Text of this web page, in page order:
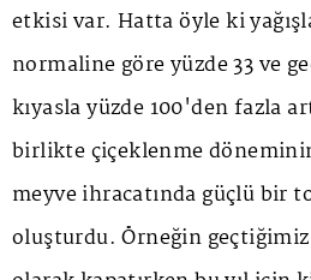
etkisi var. Hatta öyle ki
normaline göre yüzde 33 ve
kıyasla yüzde 100'den fazla
birlikte çiçeklenme
meyve ihracatında güçlü bir
oluşturdu. Örneğin